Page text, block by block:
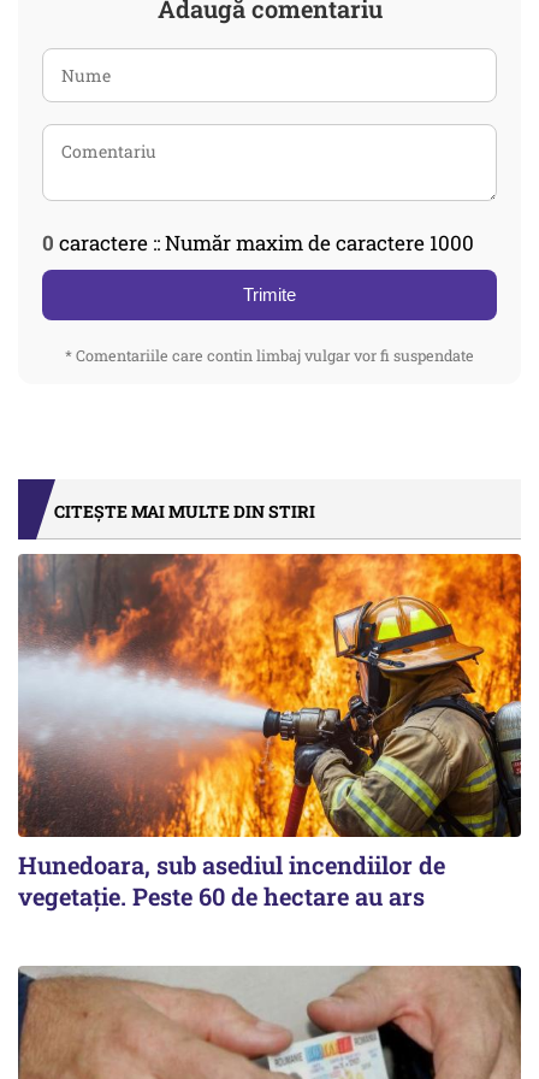
Adaugă comentariu
0 caractere :: Număr maxim de caractere 1000
Trimite
* Comentariile care contin limbaj vulgar vor fi suspendate
CITEȘTE MAI MULTE DIN STIRI
Hunedoara, sub asediul incendiilor de
vegetație. Peste 60 de hectare au ars